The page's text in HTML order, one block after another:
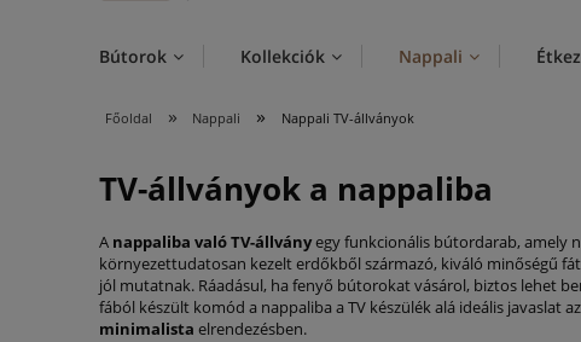
Bútorok Kollekciók Nappali
Főoldal » Nappali » Nappali TV-állványok
TV-állványok a nappaliba
A nappaliba való TV-állványegy funkcionális bútordarab, amely
környezettudatosan kezelt erdőkből származó, kiváló minőségű
jól mutatnak. Ráadásul, ha fenyő bútorokat vásárol, biztos lehet
fából készült komód a nappaliba a TV készülék alá ideális javaslat
minimalista elrendezésben.